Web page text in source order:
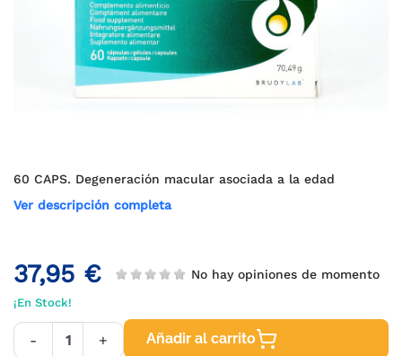
60 CAPS. Degeneración macular asociada a la edad
Ver descripción completa
37,95 € No hay opiniones de momento
¡En Stock!
- + Añadir al carrito